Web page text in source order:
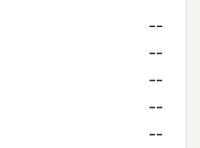
--
--
--
--
--